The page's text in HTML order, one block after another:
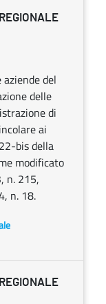
del
delle
di
ai
bis della
modificato
n. 215,
n. 18.